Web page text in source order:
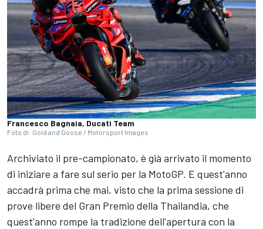
Francesco Bagnaia, Ducati Team
Foto di: Gold and Goose / Motorsport Images
Archiviato il pre-campionato, è già arrivato il momento
di iniziare a fare sul serio per la MotoGP. E quest'anno
accadrà prima che mai, visto che la prima sessione di
prove libere del Gran Premio della Thailandia, che
quest'anno rompe la tradizione dell'apertura con la